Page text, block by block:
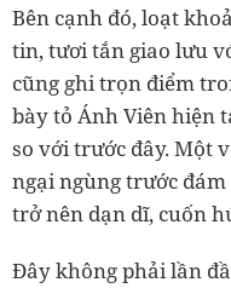
Bên cạnh đó, loạt
tin, tươi tắn giao lưu
cũng ghi trọn điểm
bày tỏ Ánh Viên hiện
so với trước đây. Một
ngại ngùng trước
trở nên dạn dĩ, cuốn
Đây không phải lần